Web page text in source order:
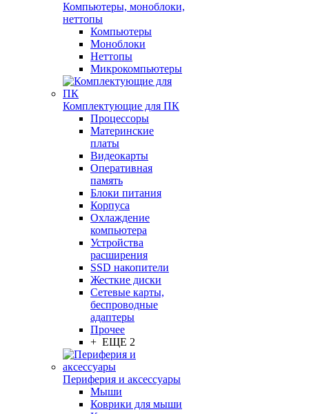
Компьютеры, моноблоки,
неттопы
Компьютеры
Моноблоки
Неттопы
Микрокомпьютеры
Комплектующие для ПК
Процессоры
Материнские
платы
Видеокарты
Оперативная
память
Блоки питания
Корпуса
Охлаждение
компьютера
Устройства
расширения
SSD накопители
Жесткие диски
Сетевые карты,
беспроводные
адаптеры
Прочее
+ ЕЩЕ 2
Периферия и аксессуары
Мыши
Коврики для мыши